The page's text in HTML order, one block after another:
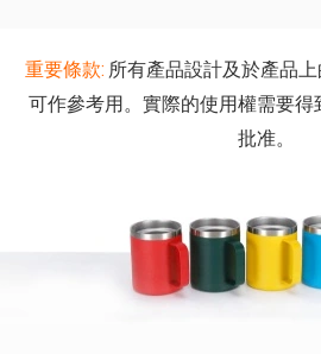
重要條款: 所有產品設計及於產品
可作參考用。實際的使用權需要
批准。